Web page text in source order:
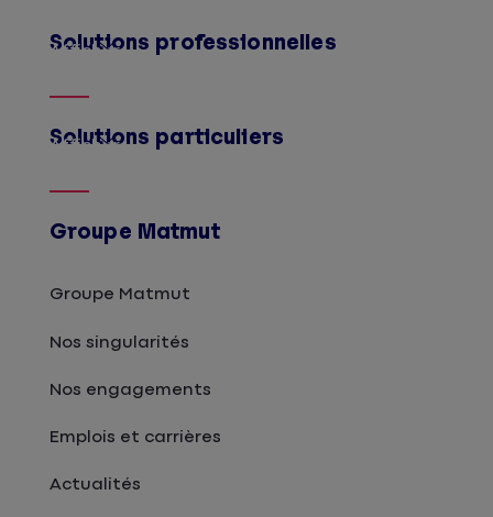
Solutions professionnelles
Afficher
Solutions particuliers
Afficher
Groupe Matmut
Groupe Matmut
Nos singularités
Nos engagements
Emplois et carrières
Actualités